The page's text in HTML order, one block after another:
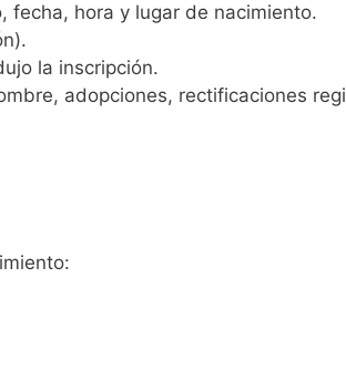
fecha, hora y lugar de nacimiento.
la inscripción.
adopciones, rectificaciones